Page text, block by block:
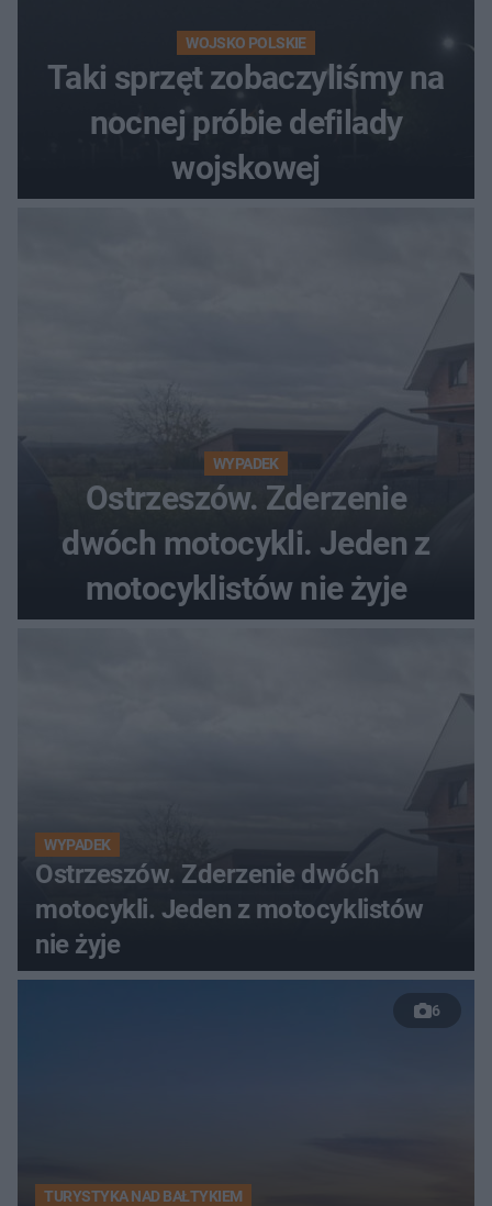
WOJSKO POLSKIE
Taki sprzęt zobaczyliśmy na
nocnej próbie defilady
wojskowej
WYPADEK
Ostrzeszów. Zderzenie
dwóch motocykli. Jeden z
motocyklistów nie żyje
WYPADEK
Ostrzeszów. Zderzenie dwóch
motocykli. Jeden z motocyklistów
nie żyje
6
TURYSTYKA NAD BAŁTYKIEM